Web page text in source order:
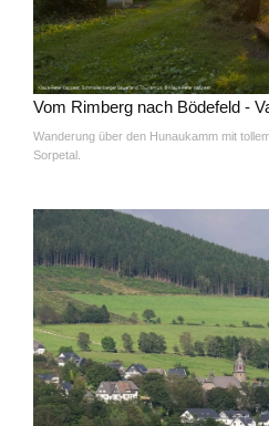
Vom Rimberg nach Bödefeld -
Wanderung über den Hunaukamm mit
Sorpetal.